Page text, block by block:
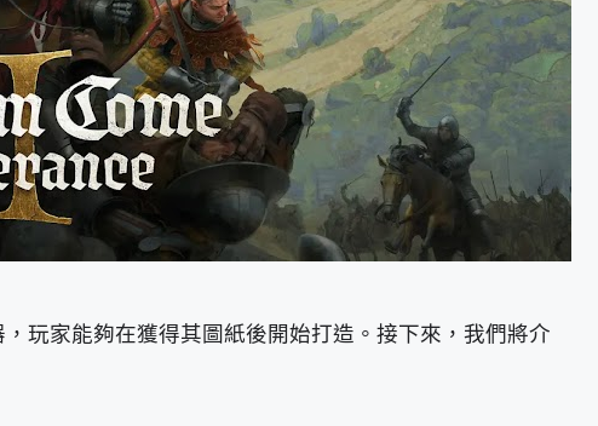
玩家能夠在獲得其圖紙後開始打造。接下來，我們將介